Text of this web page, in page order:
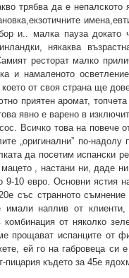
трябва да е
и.. малка пауза
някаква
ресторат малко
и намаленото
от своя страна ще
приятен аромат,
явно е варено в
Всичко това на повече
„оригинални” по-
да посетим испански
, настани ни, даде
9-10 евро. Основни ястия
със странното
наплив от клиенти,
от няколко
прощават испанците от
ей го на габровеца си
пицария където за 45е